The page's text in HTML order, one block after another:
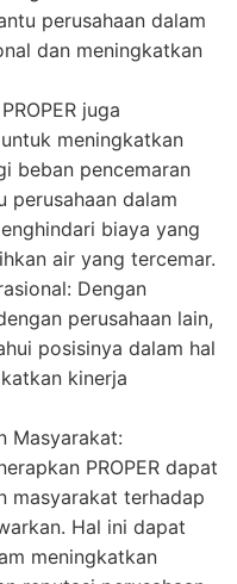
perusahaan dalam
dan meningkatkan
juga
meningkatkan
beban pencemaran
perusahaan dalam
biaya yang
air yang tercemar.
Dengan
perusahaan lain,
posisinya dalam hal
kinerja
Masyarakat:
PROPER dapat
masyarakat terhadap
Hal ini dapat
meningkatkan